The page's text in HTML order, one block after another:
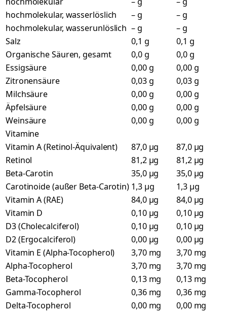
hochmolekular, wasserlöslich
– g
– g
hochmolekular, wasserunlöslich – g
– g
Salz
0,1 g
0,1 g
Organische Säuren, gesamt
0,0 g
0,0 g
Essigsäure
0,00 g
0,00 g
Zitronensäure
0,03 g
0,03 g
Milchsäure
0,00 g
0,00 g
Äpfelsäure
0,00 g
0,00 g
Weinsäure
0,00 g
0,00 g
Vitamine
Vitamin A (Retinol-Äquivalent)
87,0 µg
87,0 µg
Retinol
81,2 µg
81,2 µg
Beta-Carotin
35,0 µg
35,0 µg
Carotinoide (außer Beta-Carotin) 1,3 µg
1,3 µg
Vitamin A (RAE)
84,0 µg
84,0 µg
Vitamin D
0,10 µg
0,10 µg
D3 (Cholecalciferol)
0,10 µg
0,10 µg
D2 (Ergocalciferol)
0,00 µg
0,00 µg
Vitamin E (Alpha-Tocopherol)
3,70 mg
3,70 mg
Alpha-Tocopherol
3,70 mg
3,70 mg
Beta-Tocopherol
0,13 mg
0,13 mg
Gamma-Tocopherol
0,36 mg
0,36 mg
Delta-Tocopherol
0,00 mg
0,00 mg